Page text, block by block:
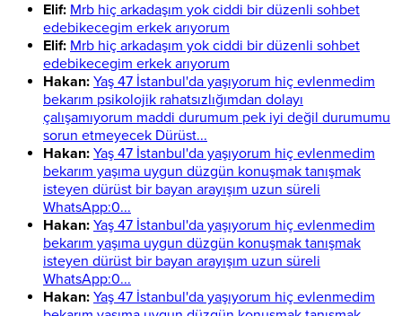
Elif: Mrb hiç arkadaşım yok ciddi bir düzenli sohbet
edebikecegim erkek arıyorum
Elif: Mrb hiç arkadaşım yok ciddi bir düzenli sohbet
edebikecegim erkek arıyorum
Hakan: Yaş 47 İstanbul'da yaşıyorum hiç evlenmedim
bekarım psikolojik rahatsızlığımdan dolayı
çalışamıyorum maddi durumum pek iyi değil durumumu
sorun etmeyecek Dürüst...
Hakan: Yaş 47 İstanbul'da yaşıyorum hiç evlenmedim
bekarım yaşıma uygun düzgün konuşmak tanışmak
isteyen dürüst bir bayan arayışım uzun süreli
WhatsApp:0...
Hakan: Yaş 47 İstanbul'da yaşıyorum hiç evlenmedim
bekarım yaşıma uygun düzgün konuşmak tanışmak
isteyen dürüst bir bayan arayışım uzun süreli
WhatsApp:0...
Hakan: Yaş 47 İstanbul'da yaşıyorum hiç evlenmedim